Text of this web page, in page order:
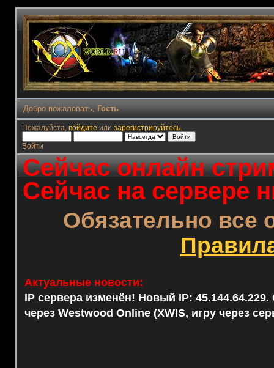
Добро пожаловать, Гость
Пожалуйста, войдите или зарегистрируйтесь.
Войти
Сейчас онлайн
Сейчас на сервере
Обязательно все
Актуальные новости:
IP сервера изменён! Новый IP: 45.144.64.229.
через Westwood Online (XWIS, игру через